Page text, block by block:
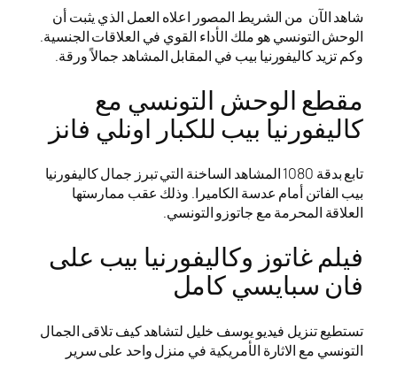
شاهد الآن من الشريط المصور اعلاه العمل الذي يثبت أن
الوحش التونسي هو ملك الأداء القوي في العلاقات الجنسية.
وكم تزيد كاليفورنيا بيب في المقابل المشاهد جمالاً ورقة.
مقطع الوحش التونسي مع
كاليفورنيا بيب للكبار اونلي فانز
تابع بدقة 1080 المشاهد الساخنة التي تبرز جمال كاليفورنيا
بيب الفاتن أمام عدسة الكاميرا. وذلك عقب ممارستها
العلاقة المحرمة مع جاتوزو التونسي.
فيلم غاتوز وكاليفورنيا بيب على
فان سبايسي كامل
تستطيع تنزيل فيديو يوسف خليل لتشاهد كيف تلاقى الجمال
التونسي مع الاثارة الأمريكية في منزل واحد على سرير